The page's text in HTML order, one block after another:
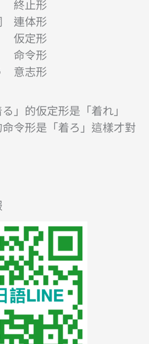
止形
連体形
定形
令形
意志形
」的仮定形是「着れ」
令形是「着ろ」這樣才對